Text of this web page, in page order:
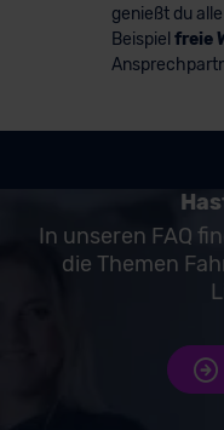
genießt du
Beispiel freie
In unseren FAQ
die Themen